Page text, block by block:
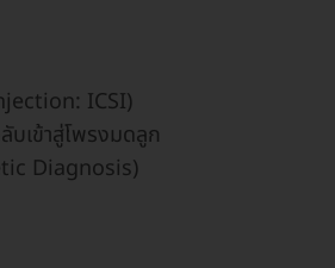
ICSI)
เข้าสู่โพรงมดลูก
Diagnosis)